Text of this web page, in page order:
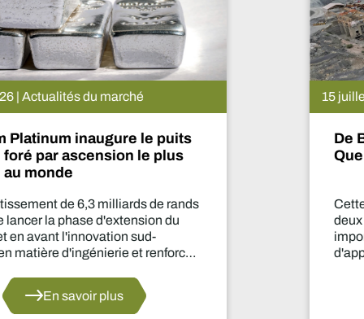
15 juillet 2026 | Actualités du marché
De Beers suspend le projet Venetia.
Que va-t-il se passer maintenant ?
Cette suspension de la production pendant
deux ans est l'une des décisions les plus
importantes prises par le secteur en matière
d'approvisionnement depuis des années.